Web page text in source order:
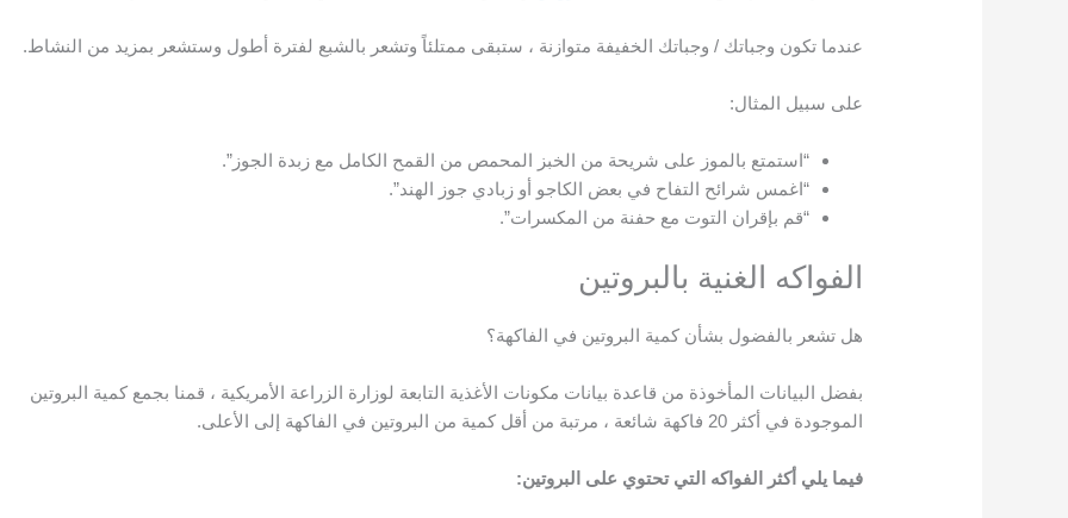
عندما تكون وجباتك / وجباتك الخفيفة متوازنة ، ستبقى ممتلئاً وتشعر بالشبع لفترة أطول وستشعر بمزيد من النشاط.
على سبيل المثال:
“استمتع بالموز على شريحة من الخبز المحمص من القمح الكامل مع زبدة الجوز”.
“اغمس شرائح التفاح في بعض الكاجو أو زبادي جوز الهند”.
“قم بإقران التوت مع حفنة من المكسرات”.
الفواكه الغنية بالبروتين
هل تشعر بالفضول بشأن كمية البروتين في الفاكهة؟
بفضل البيانات المأخوذة من قاعدة بيانات مكونات الأغذية التابعة لوزارة الزراعة الأمريكية ، قمنا بجمع كمية البروتين
الموجودة في أكثر 20 فاكهة شائعة ، مرتبة من أقل كمية من البروتين في الفاكهة إلى الأعلى.
فيما يلي أكثر الفواكه التي تحتوي على البروتين: